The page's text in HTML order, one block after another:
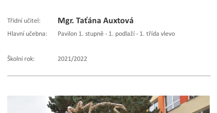
Třídní učitel: Mgr. Taťána Auxtová
Hlavní učebna: Pavilon 1. stupně - 1. podlaží - 1. třída vlevo
Školní rok: 2021/2022